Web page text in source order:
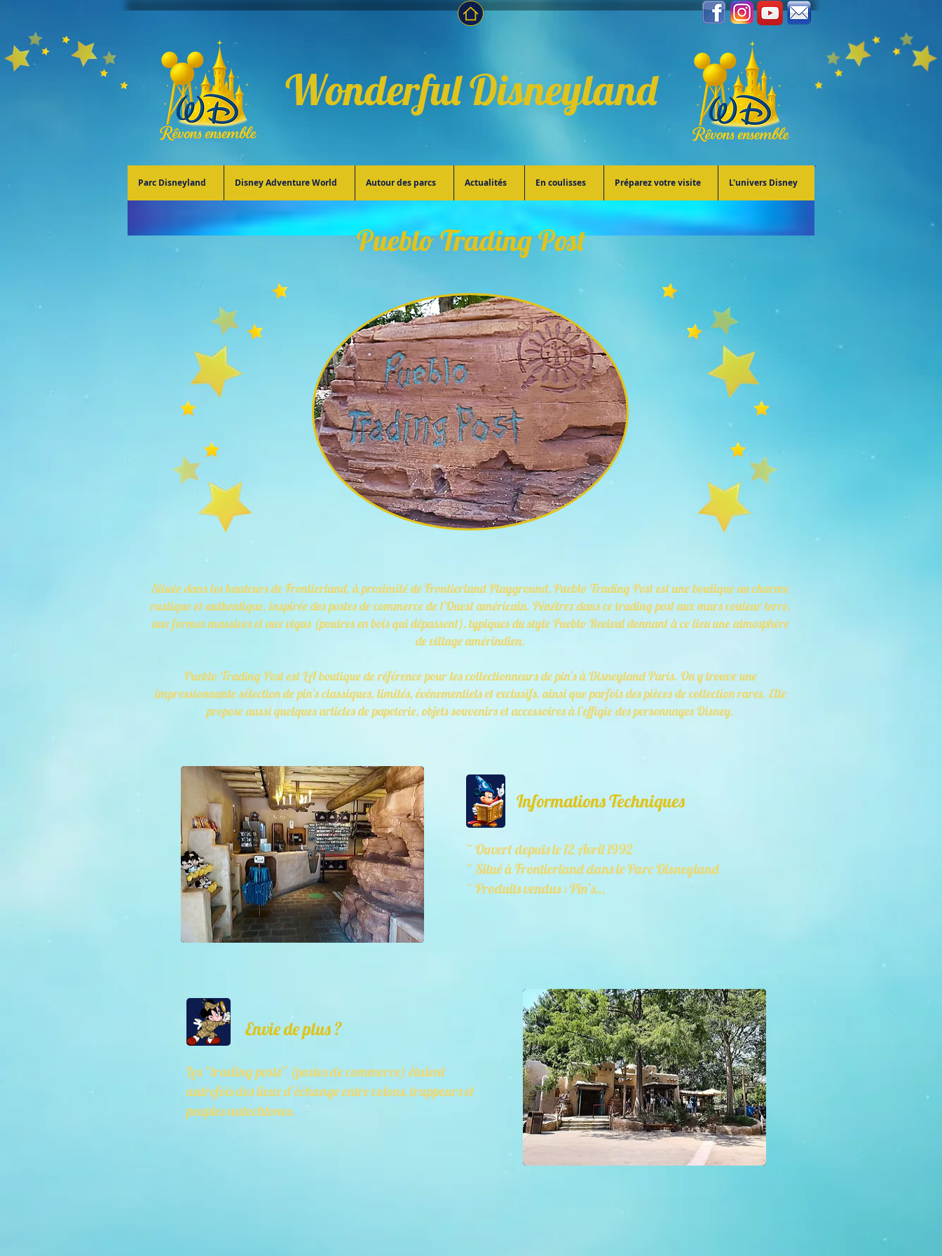
Wonderful Disneyland
Pueblo Trading Post
Située dans les hauteurs de Frontierland, à proximité de Frontierland Playground, Pueblo Trading Post est une boutique au charme
rustique et authentique, inspirée des postes de commerce de l’Ouest américain. Pénétrez dans ce trading post aux murs couleur terre,
aux formes massives et aux vigas (poutres en bois qui dépassent), typiques du style Pueblo Revival donnant à ce lieu une atmosphère
de village amérindien.
Pueblo Trading Post est LA boutique de référence pour les collectionneurs de pin’s à Disneyland Paris. On y trouve une
impressionnante sélection de pin’s classiques, limités, événementiels et exclusifs, ainsi que parfois des pièces de collection rares. Elle
propose aussi quelques articles de papeterie, objets souvenirs et accessoires à l’effigie des personnages Disney.
Informations Techniques
~ Ouvert depuis le 12 Avril 1992
~ Situé à Frontierland dans le Parc Disneyland
~ Produits vendus : Pin’s...
Envie de plus ?
Les “trading posts” (postes de commerce) étaient
autrefois des lieux d’échange entre colons, trappeurs et
peuples autochtones.
Parc Disneyland Disney Adventure World Autour des parcs Actualités En coulisses Préparez votre visite L'univers Disney